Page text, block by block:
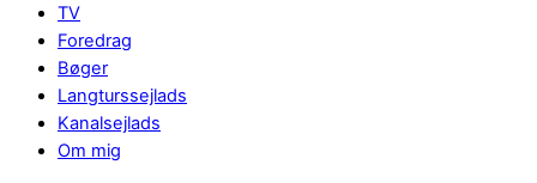
TV
Foredrag
Bøger
Langturssejlads
Kanalsejlads
Om mig